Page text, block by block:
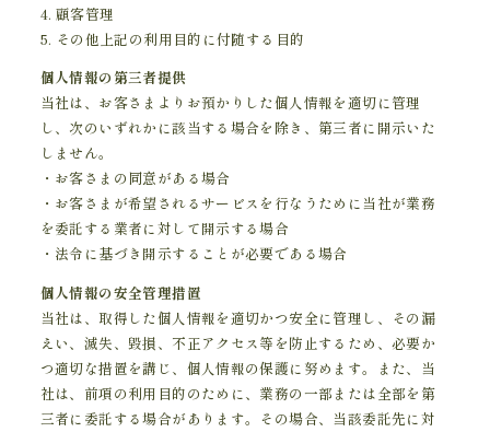
4. 顧客管理
5. その他上記の利用目的に付随する目的
個人情報の第三者提供
当社は、お客さまよりお預かりした個人情報を適切に管理
し、次のいずれかに該当する場合を除き、第三者に開示いた
しません。
・お客さまの同意がある場合
・お客さまが希望されるサービスを行なうために当社が業務
を委託する業者に対して開示する場合
・法令に基づき開示することが必要である場合
個人情報の安全管理措置
当社は、取得した個人情報を適切かつ安全に管理し、その漏
えい、滅失、毀損、不正アクセス等を防止するため、必要か
つ適切な措置を講じ、個人情報の保護に努めます。また、当
社は、前項の利用目的のために、業務の一部または全部を第
三者に委託する場合があります。その場合、当該委託先に対